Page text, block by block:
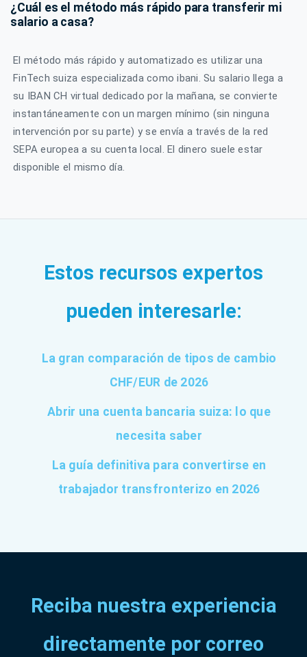
¿Cuál es el método más rápido para transferir mi
salario a casa?
El método más rápido y automatizado es utilizar una
FinTech suiza especializada como ibani. Su salario llega a
su IBAN CH virtual dedicado por la mañana, se convierte
instantáneamente con un margen mínimo (sin ninguna
intervención por su parte) y se envía a través de la red
SEPA europea a su cuenta local. El dinero suele estar
disponible el mismo día.
Estos recursos expertos
pueden interesarle:
La gran comparación de tipos de cambio
CHF/EUR de 2026
Abrir una cuenta bancaria suiza: lo que
necesita saber
La guía definitiva para convertirse en
trabajador transfronterizo en 2026
Reciba nuestra experiencia
directamente por correo